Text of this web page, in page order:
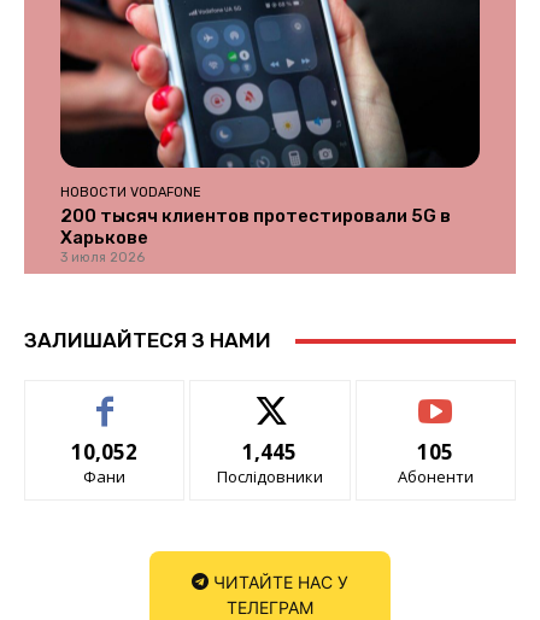
НОВОСТИ VODAFONE
200 тысяч клиентов протестировали 5G в
Харькове
3 июля 2026
ЗАЛИШАЙТЕСЯ З НАМИ
10,052
Фани
1,445
Послідовники
105
Абоненти
ЧИТАЙТЕ НАС У
ТЕЛЕГРАМ